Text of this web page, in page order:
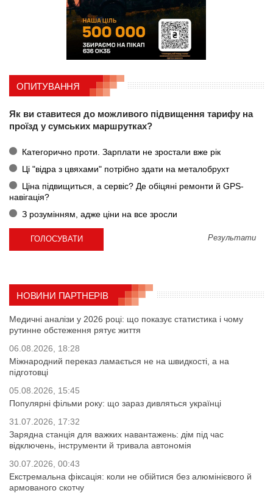
ОПИТУВАННЯ
Як ви ставитеся до можливого підвищення тарифу на
проїзд у сумських маршрутках?
Категорично проти. Зарплати не зростали вже рік
Ці "відра з цвяхами" потрібно здати на металобрухт
Ціна підвищиться, а сервіс? Де обіцяні ремонти й GPS-
навігація?
З розумінням, адже ціни на все зросли
Результати
НОВИНИ ПАРТНЕРІВ
Медичні аналізи у 2026 році: що показує статистика і чому
рутинне обстеження рятує життя
06.08.2026, 18:28
Міжнародний переказ ламається не на швидкості, а на
підготовці
05.08.2026, 15:45
Популярні фільми року: що зараз дивляться українці
31.07.2026, 17:32
Зарядна станція для важких навантажень: дім під час
відключень, інструменти й тривала автономія
30.07.2026, 00:43
Екстремальна фіксація: коли не обійтися без алюмінієвого й
армованого скотчу